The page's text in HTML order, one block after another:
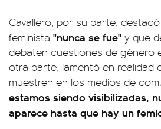
Cavallero, por su parte,
feminista "nunca se fue" y que
debaten cuestiones de género
otra parte, lamentó en realidad
muestren en los medios de
estamos siendo visibilizadas,
aparece hasta que hay un